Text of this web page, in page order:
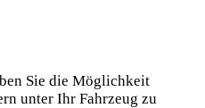
Sie die Möglichkeit
unter Ihr Fahrzeug zu